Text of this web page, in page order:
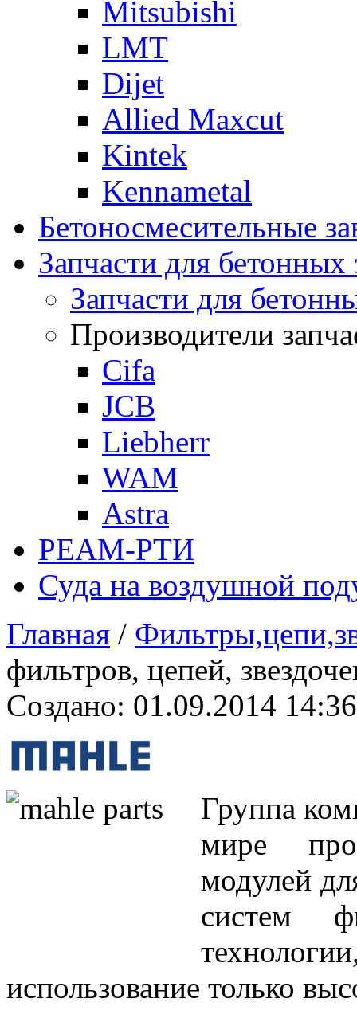
Mitsubishi
LMT
Dijet
Allied Maxcut
Kintek
Kennametal
Бетоносмесительные
Запчасти для бетонных
Запчасти для
Производители
Cifa
JCB
Liebherr
WAM
Astra
РЕАМ-РТИ
Суда на воздушной
Главная /
фильтров, цепей,
Создано: 01.09.2014 14:36
Группа
мире
модулей
систем
использование только